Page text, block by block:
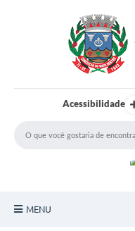
Acessibilidade
MENU